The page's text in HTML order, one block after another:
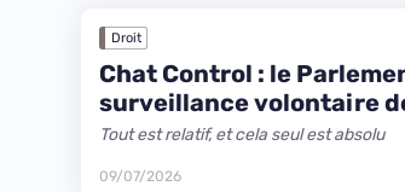
Droit
Chat Control : le
surveillance volontaire
Tout est relatif, et cela seul est absolu
09/07/2026